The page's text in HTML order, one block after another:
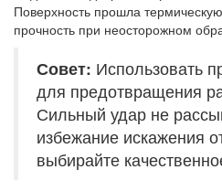
Поверхность прошла
прочность при неосторожном
Совет: Использовать
для предотвращения
Сильный удар не
избежание искажения
выбирайте